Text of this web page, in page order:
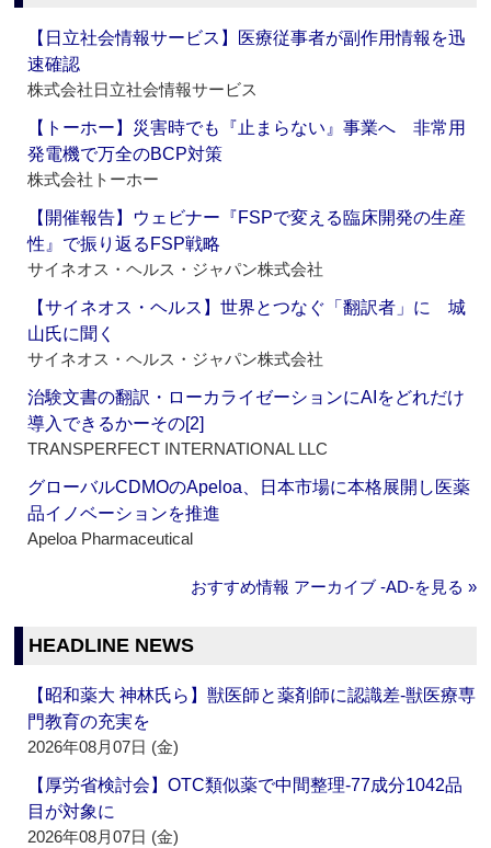
【日立社会情報サービス】医療従事者が副作用情報を迅
速確認
株式会社日立社会情報サービス
【トーホー】災害時でも『止まらない』事業へ 非常用
発電機で万全のBCP対策
株式会社トーホー
【開催報告】ウェビナー『FSPで変える臨床開発の生産
性』で振り返るFSP戦略
サイネオス・ヘルス・ジャパン株式会社
【サイネオス・ヘルス】世界とつなぐ「翻訳者」に 城
山氏に聞く
サイネオス・ヘルス・ジャパン株式会社
治験文書の翻訳・ローカライゼーションにAIをどれだけ
導入できるかーその[2]
TRANSPERFECT INTERNATIONAL LLC
グローバルCDMOのApeloa、日本市場に本格展開し医薬
品イノベーションを推進
Apeloa Pharmaceutical
おすすめ情報 アーカイブ ‐AD‐を見る »
HEADLINE NEWS
【昭和薬大 神林氏ら】獣医師と薬剤師に認識差‐獣医療専
門教育の充実を
2026年08月07日 (金)
【厚労省検討会】OTC類似薬で中間整理‐77成分1042品
目が対象に
2026年08月07日 (金)